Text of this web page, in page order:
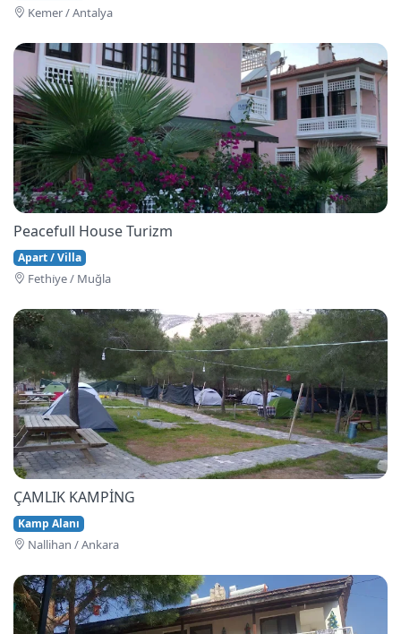
Kemer / Antalya
Peacefull House Turizm
Apart / Villa
Fethi̇ye / Muğla
ÇAMLIK KAMPİNG
Kamp Alanı
Nallihan / Ankara